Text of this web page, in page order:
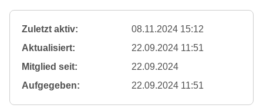
Zuletzt aktiv:
08.11.2024 15:12
Aktualisiert:
22.09.2024 11:51
Mitglied seit:
22.09.2024
Aufgegeben:
22.09.2024 11:51